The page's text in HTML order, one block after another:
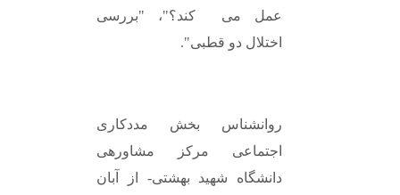
عمل می کند؟"، "بررسی
اختلال دو قطبی".
روانشناس بخش مددکاری
اجتماعی مرکز مشاورهی
دانشگاه شهید بهشتی- از آبان